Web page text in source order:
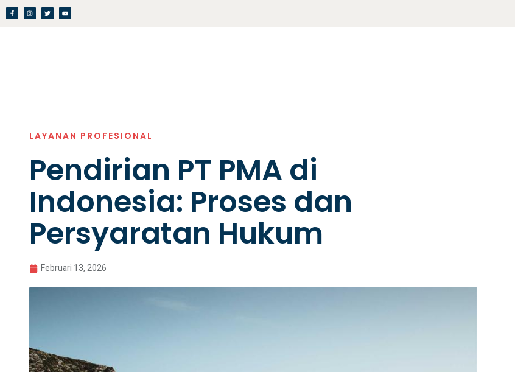
LAYANAN PROFESIONAL
Pendirian PT PMA di
Indonesia: Proses dan
Persyaratan Hukum
Februari 13, 2026